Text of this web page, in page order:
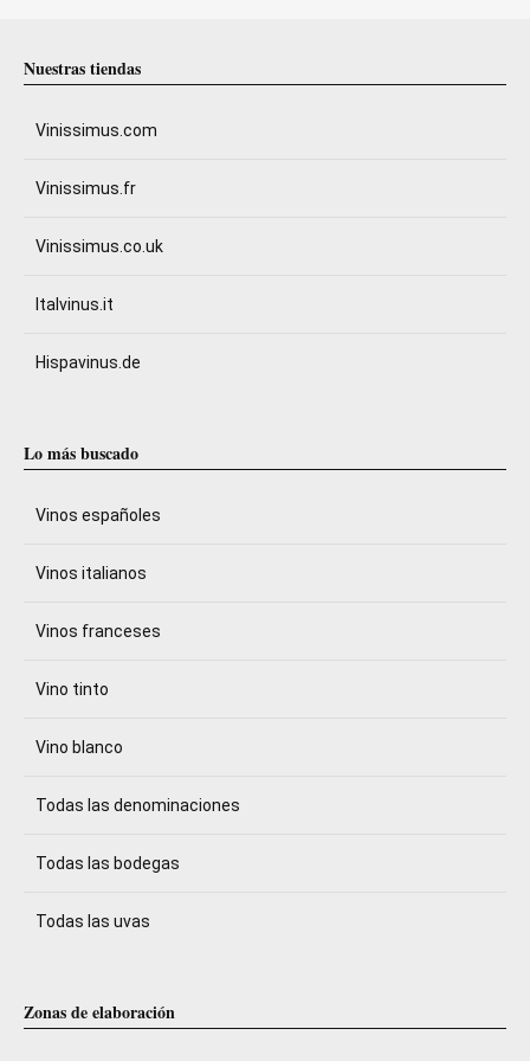
Nuestras tiendas
Vinissimus.com
Vinissimus.fr
Vinissimus.co.uk
Italvinus.it
Hispavinus.de
Lo más buscado
Vinos españoles
Vinos italianos
Vinos franceses
Vino tinto
Vino blanco
Todas las denominaciones
Todas las bodegas
Todas las uvas
Zonas de elaboración